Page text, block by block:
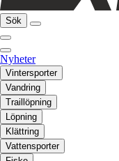
Sök
Nyheter
Vintersporter
Vandring
Traillöpning
Löpning
Klättring
Vattensporter